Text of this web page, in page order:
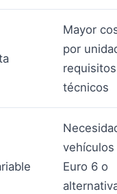
Mayor
por
requisitos
técnicos
vehículos
Euro 6 o